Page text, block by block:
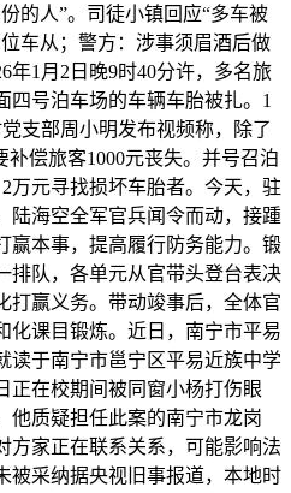
的人”。司徒小镇回应“多车被
车从；警方：涉事须眉酒后做
年1月2日晚9时40分许，多名旅
四号泊车场的车辆车胎被扎。1
支部周小明发布视频称，除了
补偿旅客1000元丧失。并号召泊
万元寻找损坏车胎者。今天，驻
陆海空全军官兵闻令而动，接踵
赢本事，提高履行防务能力。锻
排队，各单元从官带头登台表决
打赢义务。带动竣事后，全体官
化课目锻炼。近日，南宁市平易
读于南宁市邕宁区平易近族中学
正在校期间被同窗小杨打伤眼
他质疑担任此案的南宁市龙岗
方家正在联系关系，可能影响法
被采纳据央视旧事报道，本地时